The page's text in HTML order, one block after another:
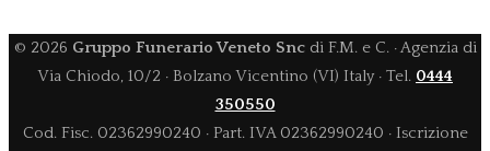
© 2026 Gruppo Funerario Veneto Sncdi F.M. e C. · Agenzia di
Via Chiodo, 10/2 · Bolzano Vicentino (VI) Italy · Tel. 0444
350550
Cod. Fisc. 02362990240 · Part. IVA 02362990240 · Iscrizione